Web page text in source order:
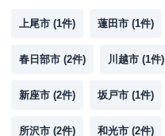
上尾市 (1件) 蓮田市 (1件)
春日部市 (2件) 川越市 (1件)
新座市 (2件) 坂戸市 (1件)
所沢市 (2件) 和光市 (2件)